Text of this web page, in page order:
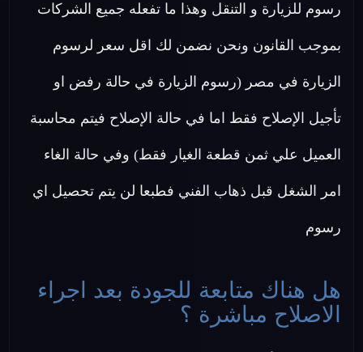
رسوم للزيارة و التنقل وهذا ما تفعله جميع الشركات
بموجب القانون ونحن نضمن لك اقل سعر لرسوم
الزيارة في مصر (رسوم الزيارة في حالة رفض او
تأجيل الإصلاح فقط اما في حالة الإصلاح فيتم محاسبة
العميل علي ثمن قطعة الغيار فقط) وفي حالة الغاء
امر الشغل قبل ذهاب الفني فطبعا لن يتم تحصيل اي
رسوم
هل هناك متابعة للجودة بعد اجراء
الاصلاح مباشرة ؟